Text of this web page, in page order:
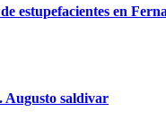
estupefacientes en
Augusto saldivar